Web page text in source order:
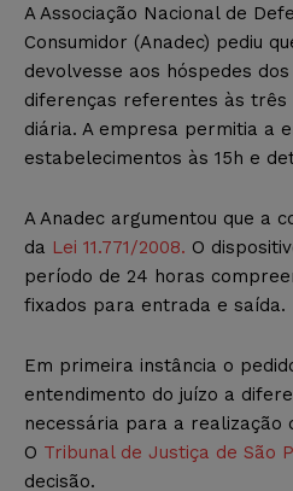
A Associação Nacional de
Consumidor (Anadec) pediu
devolvesse aos hóspedes
diferenças referentes às três
diária. A empresa permitia a
estabelecimentos às 15h e
A Anadec argumentou que a
da Lei 11.771/2008. O
período de 24 horas
fixados para entrada e saída.
Em primeira instância o
entendimento do juízo a
necessária para a realização
O Tribunal de Justiça de São
decisão.